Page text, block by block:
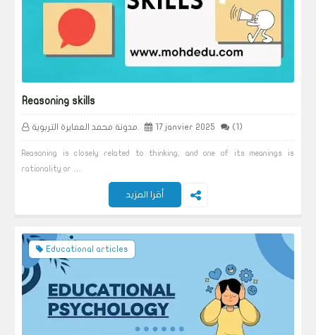
Reasoning skills
17 janvier 2025 (1)
Reasoning is closely related to thinking, and one of its meanings is
rationality or …
أقرا المزيد
Educational articles